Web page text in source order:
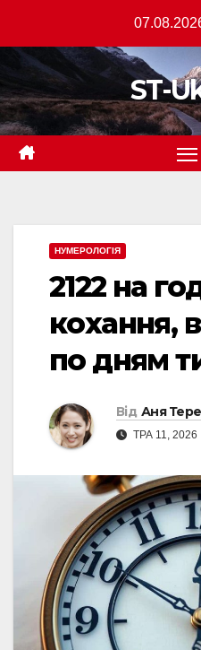
вмісту
ST-
НУМЕРОЛОГІЯ
2122 на
кохання,
по дням
Від Аня
ТРА 11, 2026